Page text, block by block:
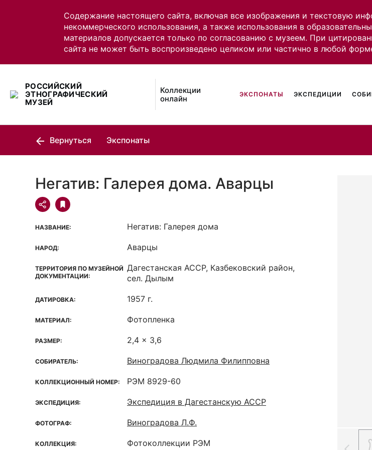
Содержание настоящего сайта, включая все изображения и текстовую
некоммерческого использования, а также использования в
материалов допускается только по согласованию с музеем. При
сайта не может быть воспроизведено целиком или частично в любой
РОССИЙСКИЙ
ЭТНОГРАФИЧЕСКИЙ
МУЗЕЙ
Коллекции
онлайн
ЭКСПОНАТЫ ЭКСПЕДИЦИИ
Вернуться Экспонаты
Негатив: Галерея дома. Аварцы
НАЗВАНИЕ: Негатив: Галерея дома
НАРОД: Аварцы
ТЕРРИТОРИЯ ПО МУЗЕЙНОЙ
ДОКУМЕНТАЦИИ:
Дагестанская ACCP, Казбековский район,
сел. Дылым
ДАТИРОВКА: 1957 г.
МАТЕРИАЛ: Фотопленка
РАЗМЕР: 2,4 x 3,6
СОБИРАТЕЛЬ: Виноградова Людмила Филипповна
КОЛЛЕКЦИОННЫЙ НОМЕР: РЭМ 8929-60
ЭКСПЕДИЦИЯ: Экспедиция в Дагестанскую АССР
ФОТОГРАФ: Виноградова Л.Ф.
КОЛЛЕКЦИЯ: Фотоколлекции РЭМ